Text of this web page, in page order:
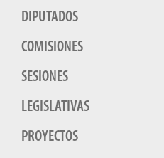
DIPUTADOS
COMISIONES
SESIONES
LEGISLATIVAS
PROYECTOS